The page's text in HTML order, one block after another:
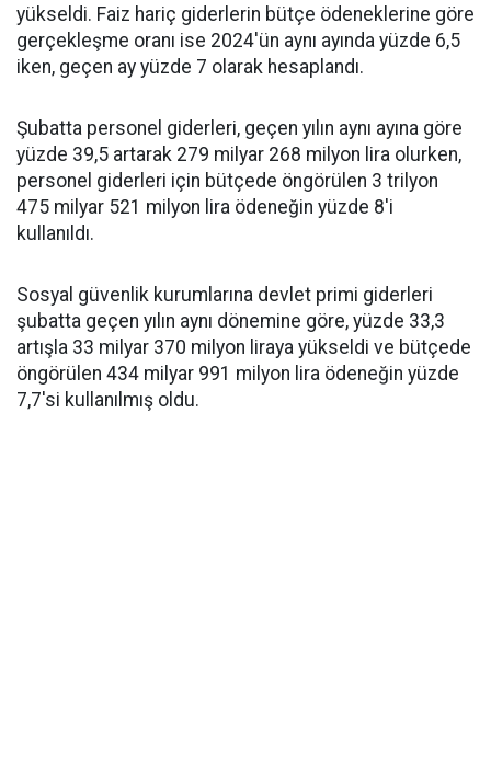
yükseldi. Faiz hariç giderlerin bütçe ödeneklerine göre
gerçekleşme oranı ise 2024'ün aynı ayında yüzde 6,5
iken, geçen ay yüzde 7 olarak hesaplandı.
Şubatta personel giderleri, geçen yılın aynı ayına göre
yüzde 39,5 artarak 279 milyar 268 milyon lira olurken,
personel giderleri için bütçede öngörülen 3 trilyon
475 milyar 521 milyon lira ödeneğin yüzde 8'i
kullanıldı.
Sosyal güvenlik kurumlarına devlet primi giderleri
şubatta geçen yılın aynı dönemine göre, yüzde 33,3
artışla 33 milyar 370 milyon liraya yükseldi ve bütçede
öngörülen 434 milyar 991 milyon lira ödeneğin yüzde
7,7'si kullanılmış oldu.